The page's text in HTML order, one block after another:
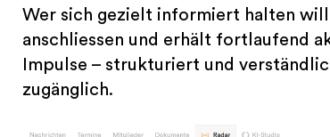
Wer sich gezielt informiert halten
anschliessen und erhält fortlaufend
Impulse – strukturiert und
zugänglich.